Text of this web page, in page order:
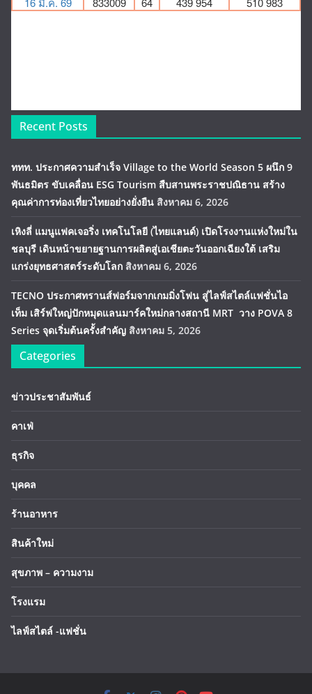
Recent Posts
ททท. ประกาศความสำเร็จ Village to the World Season 5 ผนึก 9
พันธมิตร ขับเคลื่อน ESG Tourism สืบสานพระราชปณิธาน สร้าง
คุณค่าการท่องเที่ยวไทยอย่างยั่งยืน สิงหาคม 6, 2026
เหิงลี่ แมนูแฟคเจอริ่ง เทคโนโลยี (ไทยแลนด์) เปิดโรงงานแห่งใหม่ใน
ชลบุรี เดินหน้าขยายฐานการผลิตสู่เอเชียตะวันออกเฉียงใต้ เสริม
แกร่งยุทธศาสตร์ระดับโลก สิงหาคม 6, 2026
TECNO ประกาศทรานส์ฟอร์มจากเกมมิ่งโฟน สู่ไลฟ์สไตล์แฟชั่นไอ
เท็ม เสิร์ฟใหญ่ปักหมุดแลนมาร์คใหม่กลางสถานี MRT วาง POVA 8
Series จุดเริ่มต้นครั้งสำคัญ สิงหาคม 5, 2026
Categories
ข่าวประชาสัมพันธ์
คาเฟ่
ธุรกิจ
บุคคล
ร้านอาหาร
สินค้าใหม่
สุขภาพ – ความงาม
โรงแรม
ไลฟ์สไตล์ -แฟชั่น